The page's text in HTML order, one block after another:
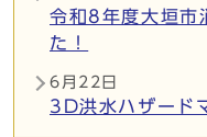
令和8年度大垣市
た！
6月22日
3D洪水ハザード